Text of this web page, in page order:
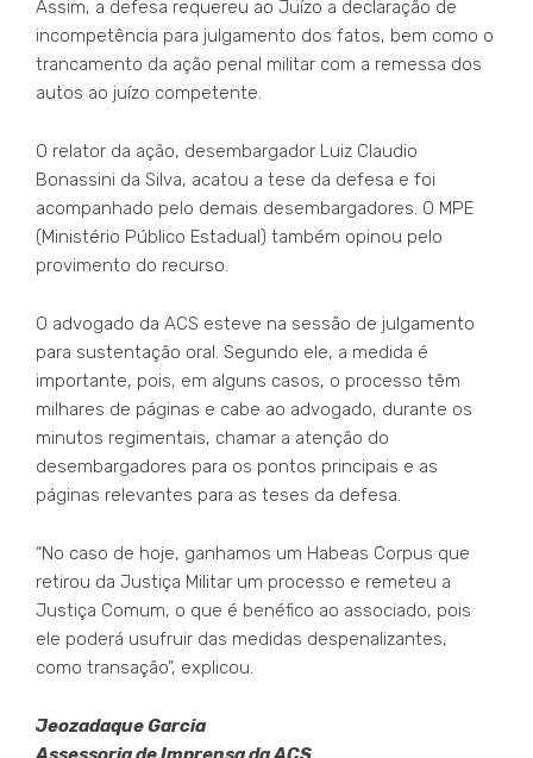
Assim, a defesa requereu ao Juízo a declaração de
incompetência para julgamento dos fatos, bem como o
trancamento da ação penal militar com a remessa dos
autos ao juízo competente.
O relator da ação, desembargador Luiz Claudio
Bonassini da Silva, acatou a tese da defesa e foi
acompanhado pelo demais desembargadores. O MPE
(Ministério Público Estadual) também opinou pelo
provimento do recurso.
O advogado da ACS esteve na sessão de julgamento
para sustentação oral. Segundo ele, a medida é
importante, pois, em alguns casos, o processo têm
milhares de páginas e cabe ao advogado, durante os
minutos regimentais, chamar a atenção do
desembargadores para os pontos principais e as
páginas relevantes para as teses da defesa.
“No caso de hoje, ganhamos um Habeas Corpus que
retirou da Justiça Militar um processo e remeteu a
Justiça Comum, o que é benéfico ao associado, pois
ele poderá usufruir das medidas despenalizantes,
como transação”, explicou.
Jeozadaque Garcia